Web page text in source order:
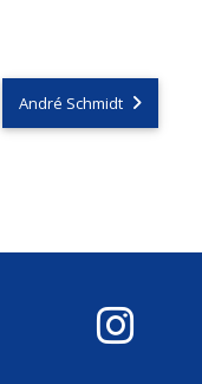
André Schmidt